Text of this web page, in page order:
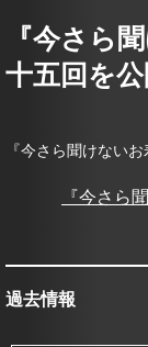
『今さら
十五回を
『今さら聞けない
『今さら
過去情報